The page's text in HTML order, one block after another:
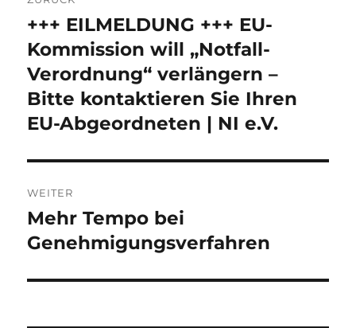
Vorheriger
Beitrag:
+++ EILMELDUNG +++ EU-
Kommission will „Notfall-
Verordnung“ verlängern –
Bitte kontaktieren Sie Ihren
EU-Abgeordneten | NI e.V.
WEITER
Nächster
Beitrag:
Mehr Tempo bei
Genehmigungsverfahren